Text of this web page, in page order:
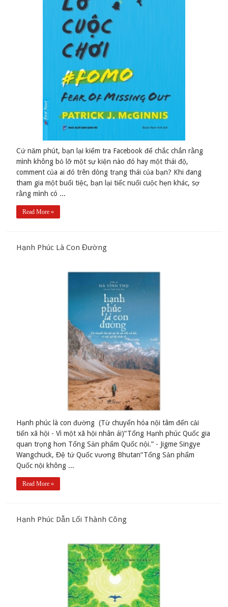
Cứ năm phút, bạn lại kiểm tra Facebook để chắc chắn rằng
mình không bỏ lỡ một sự kiện nào đó hay một thái độ,
comment của ai đó trên dòng trạng thái của bạn? Khi đang
tham gia một buổi tiệc, bạn lại tiếc nuối cuộc hẹn khác, sợ
rằng mình có ...
Read More »
Hạnh Phúc Là Con Đường
Hạnh phúc là con đường (Từ chuyển hóa nội tâm đến cải
tiến xã hội - Vì một xã hội nhân ái)“Tổng Hạnh phúc Quốc gia
quan trọng hơn Tổng Sản phẩm Quốc nội.” - Jigme Singye
Wangchuck, Đệ tứ Quốc vương Bhutan“Tổng Sản phẩm
Quốc nội không ...
Read More »
Hạnh Phúc Dẫn Lối Thành Công